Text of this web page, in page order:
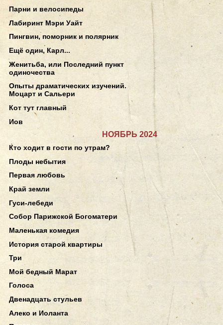
Парни и велосипеды
Лабиринт Мэри Уайт
Пингвин, поморник и полярник
Ещё один, Карл...
Женитьба, или Последний пункт
одиночества
Опыты драматических изучений.
Моцарт и Сальери
Кот тут главный
Иов
НОЯБРЬ 2024
Кто ходит в гости по утрам?
Плоды небытия
Первая любовь
Край земли
Гуси-лебеди
Собор Парижской Богоматери
Маленькая комедия
История старой квартиры
Три
Мой бедный Марат
Голоса
Двенадцать стульев
Алеко и Иоланта